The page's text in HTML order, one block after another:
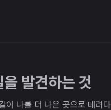
을 발견하는 것
이 나를 더 나은 곳으로 데려다